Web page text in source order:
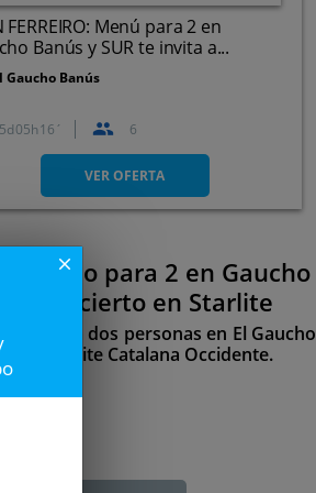
FERREIRO: Menú para 2 en
Banús y SUR te invita a...
Gaucho Banús
Calle Albinoni. Marbella.
Málaga
05 16 6
VER OFERTA
para 2 en Gaucho
al concierto en Starlite
para dos personas en El Gaucho
de Starlite Catalana Occidente.
close